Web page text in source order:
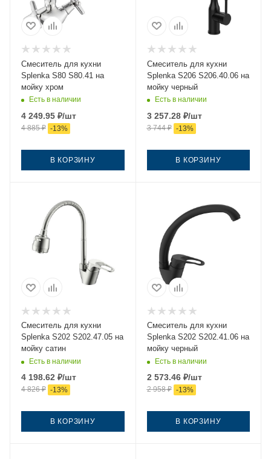
Смеситель для кухни
Splenka S80 S80.41 на
мойку хром
Есть в наличии
4 249.95 ₽/шт
4 885₽ -13%
В КОРЗИНУ
Смеситель для кухни
Splenka S206 S206.40.06 на
мойку черный
Есть в наличии
3 257.28₽/шт
3 744₽ -13%
В КОРЗИНУ
Смеситель для кухни
Splenka S202 S202.47.05 на
мойку сатин
Есть в наличии
4 198.62 ₽/шт
4 826₽ -13%
В КОРЗИНУ
Смеситель для кухни
Splenka S202 S202.41.06 на
мойку черный
Есть в наличии
2 573.46₽/шт
2 958₽ -13%
В КОРЗИНУ